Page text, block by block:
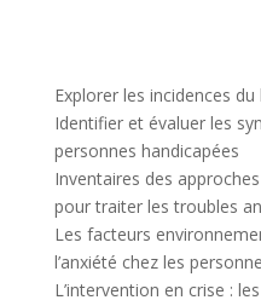
Explorer les incidences du
Identifier et évaluer les
personnes handicapées
Inventaires des
pour traiter les troubles
Les facteurs
l’anxiété chez les
L’intervention en crise :